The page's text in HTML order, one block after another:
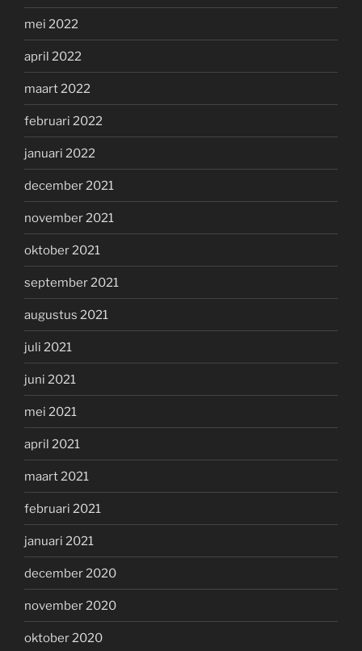
mei 2022
april 2022
maart 2022
februari 2022
januari 2022
december 2021
november 2021
oktober 2021
september 2021
augustus 2021
juli 2021
juni 2021
mei 2021
april 2021
maart 2021
februari 2021
januari 2021
december 2020
november 2020
oktober 2020